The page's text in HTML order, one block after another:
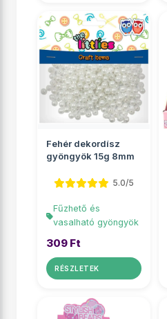
Fehér dekordísz
gyöngyök 15g 8mm
5.0/5
Fűzhető és
vasalható gyöngyök
309 Ft
RÉSZLETEK